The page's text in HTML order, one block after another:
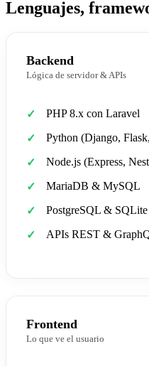
Lenguajes,
Backend
Lógica de servidor & APIs
PHP 8.x con Laravel
Python (Django,
Node.js (Express,
MariaDB & MySQL
PostgreSQL & SQLite
APIs REST &
Frontend
Lo que ve el usuario